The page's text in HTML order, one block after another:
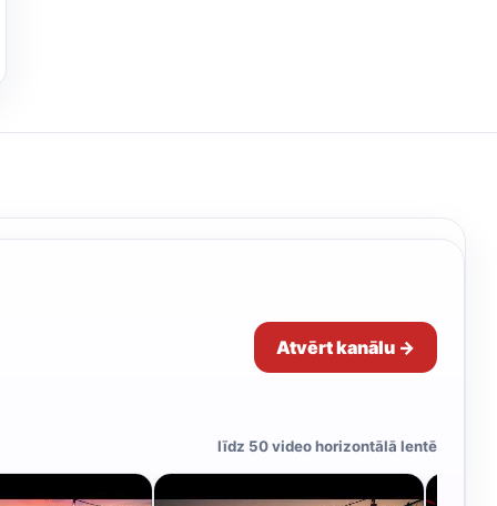
Atvērt kanālu →
līdz 50 video horizontālā lentē